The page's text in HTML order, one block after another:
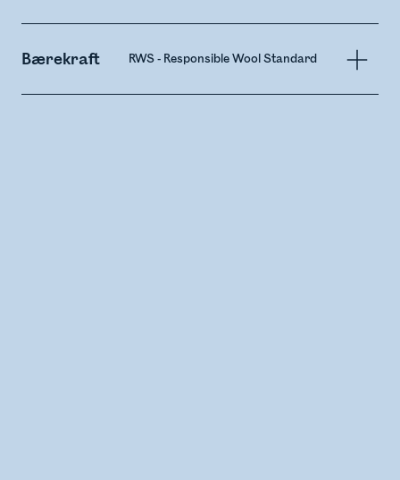
Bærekraft RWS - Responsible Wool Standard